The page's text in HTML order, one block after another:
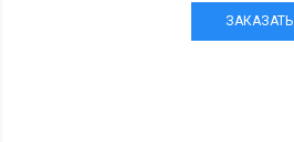
ЗАКАЗАТЬ